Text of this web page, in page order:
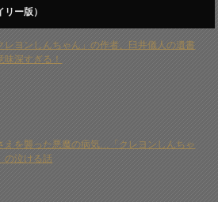
ー版）
レヨンしんちゃん」の作者、臼井儀人の遺書
味深すぎる！
えを襲った悪魔の病気…「クレヨンしんちゃ
の泣ける話